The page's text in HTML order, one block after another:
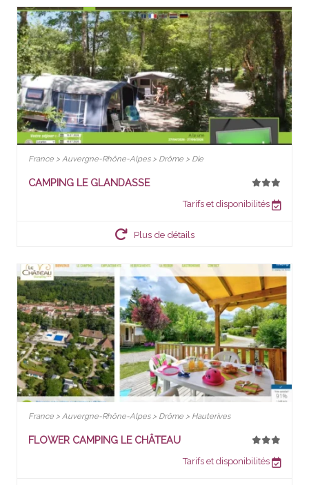
France > Auvergne-Rhône-Alpes > Drôme > Die
CAMPING LE GLANDASSE
Tarifs et disponibilités
Plus de détails
France > Auvergne-Rhône-Alpes > Drôme > Hauterives
FLOWER CAMPING LE CHÂTEAU
Tarifs et disponibilités